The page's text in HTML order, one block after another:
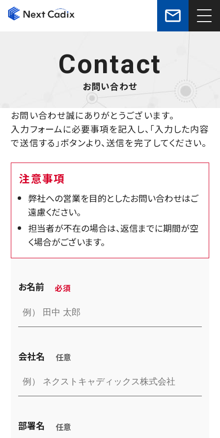
mail_outline
Contact
お問い合わせ
お問い合わせ誠にありがとうございます。
入力フォームに必要事項を記入し、「入力した内容
で送信する」ボタンより、送信を完了してください。
注意事項
弊社への営業を目的としたお問い合わせはご
遠慮ください。
担当者が不在の場合は、返信までに期間が空
く場合がございます。
お名前
会社名
部署名